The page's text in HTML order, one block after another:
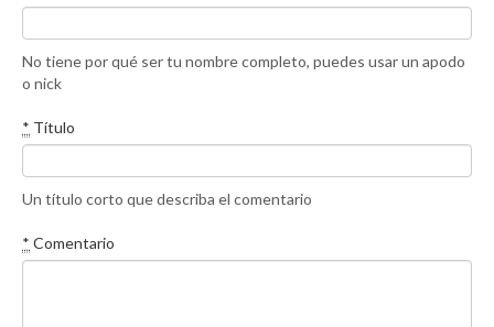
No tiene por qué ser tu nombre completo, puedes usar un apodo
o nick
* Título
Un título corto que describa el comentario
* Comentario